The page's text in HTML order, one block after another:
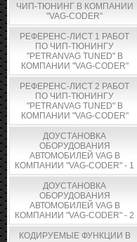
ЧИП-ТЮНИНГ В КОМПАНИИ
"VAG-CODER"
РЕФЕРЕНС-ЛИСТ 1 РАБОТ
ПО ЧИП-ТЮНИНГУ
"PETRANVAG TUNED" В
КОМПАНИИ "VAG-CODER"
РЕФЕРЕНС-ЛИСТ 2 РАБОТ
ПО ЧИП-ТЮНИНГУ
"PETRANVAG TUNED" В
КОМПАНИИ "VAG-CODER"
ДОУСТАНОВКА
ОБОРУДОВАНИЯ
АВТОМОБИЛЕЙ VAG В
КОМПАНИИ "VAG-CODER" - 1
ДОУСТАНОВКА
ОБОРУДОВАНИЯ
АВТОМОБИЛЕЙ VAG В
КОМПАНИИ "VAG-CODER" - 2
КОДИРУЕМЫЕ ФУНКЦИИ В